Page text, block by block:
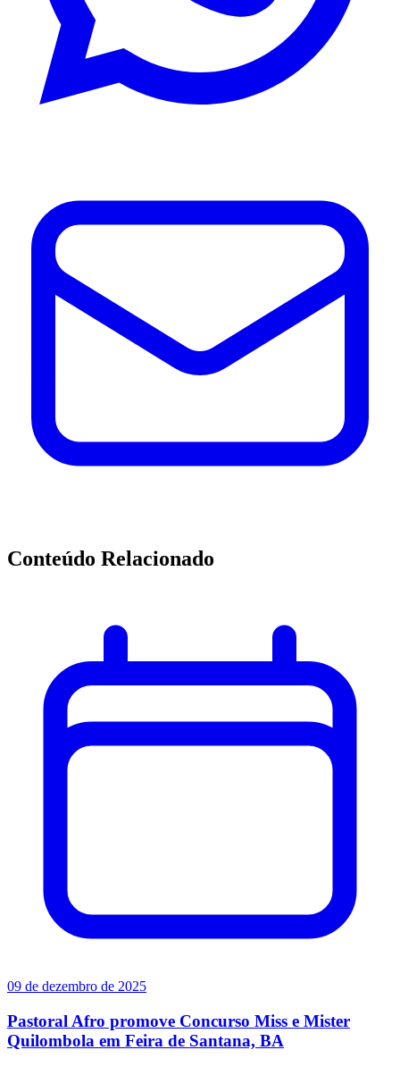
Conteúdo Relacionado
09 de dezembro de 2025
Pastoral Afro promove Concurso Miss e Mister
Quilombola em Feira de Santana, BA